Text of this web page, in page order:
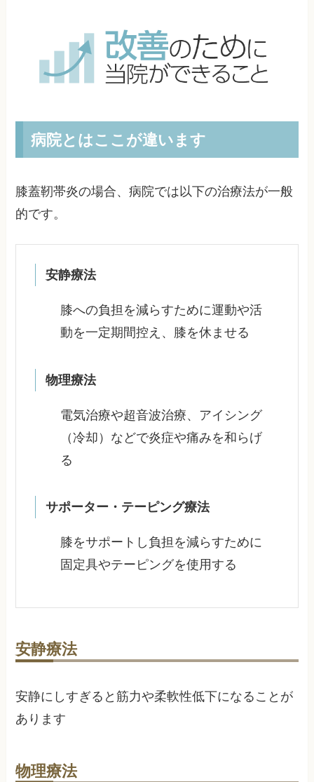
病院とはここが違います
膝蓋靭帯炎の場合、病院では以下の治療法が一般
的です。
安静療法
膝への負担を減らすために運動や活
動を一定期間控え、膝を休ませる
物理療法
電気治療や超音波治療、アイシング
（冷却）などで炎症や痛みを和らげ
る
サポーター・テーピング療法
膝をサポートし負担を減らすために
固定具やテーピングを使用する
安静療法
安静にしすぎると筋力や柔軟性低下になることが
あります
物理療法